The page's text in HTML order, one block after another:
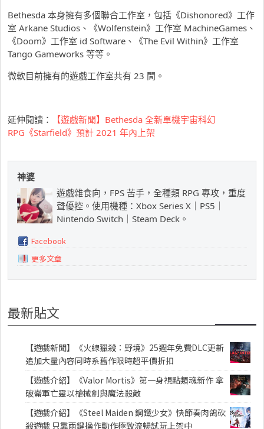
Bethesda 本身擁有多個聯合工作室，包括《Dishonored》工作
室 Arkane Studios、《Wolfenstein》工作室 MachineGames、
《Doom》工作室 id Software、《The Evil Within》工作室
Tango Gameworks 等等。
微軟目前擁有的遊戲工作室共有 23 間。
延伸閱讀：
【遊戲新聞】Bethesda 全新單機宇宙科幻
RPG《Starfield》預計 2021 年內上架
神婆
遊戲雜食向，FPS 苦手，全種類 RPG 專攻，重度
聲優控。使用機種：Xbox Series X｜PS5｜
Nintendo Switch｜Steam Deck。
Facebook
更多文章
最新貼文
【遊戲新聞】《火線獵殺：野境》25週年免費DLC更新
追加大量內容同時系舊作限時超平價折扣
【遊戲介紹】《Valor Mortis》第一身視點類魂新作 拿
破崙軍亡靈以槍械劍與魔法殺敵
【遊戲介紹】《Steel Maiden 鋼鐵少女》快節奏肉鴿砍
殺遊戲 只靠兩鍵操作動作極致流暢試玩上架中